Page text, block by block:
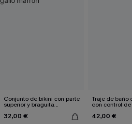
Conjunto de bikini con parte
superior y braguita
reversible de pata de gallo
marrón
32,00 €
Traje de baño
con control
42,00 €